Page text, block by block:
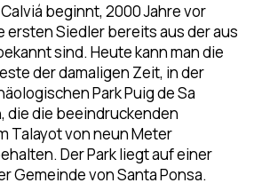
beginnt, 2000 Jahre vor
ersten Siedler bereits aus der aus
sind. Heute kann man die
der damaligen Zeit, in der
Park Puig de Sa
die die beeindruckenden
Talayot von neun Meter
Der Park liegt auf einer
Gemeinde von Santa Ponsa.